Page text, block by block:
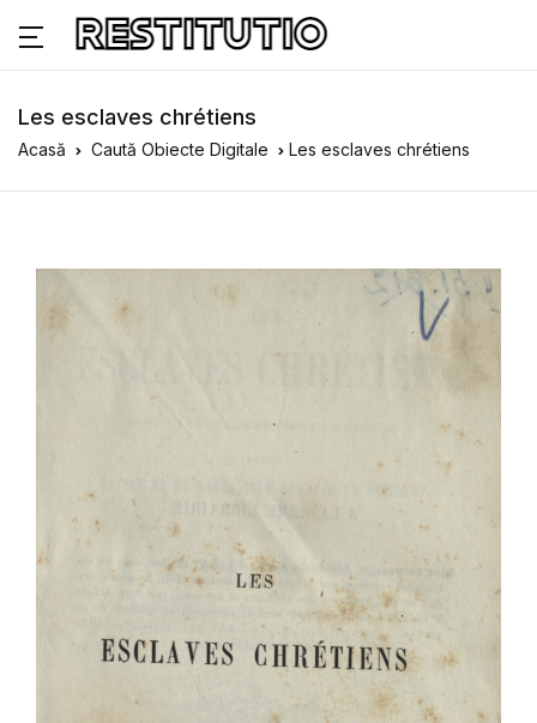
Les esclaves chrétiens
Acasă Caută Obiecte Digitale Les esclaves chrétiens